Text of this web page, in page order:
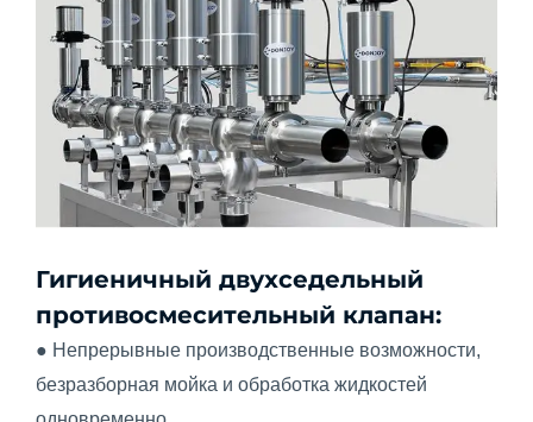
Гигиеничный двухседельный
противосмесительный клапан:
● Непрерывные производственные возможности,
безразборная мойка и обработка жидкостей